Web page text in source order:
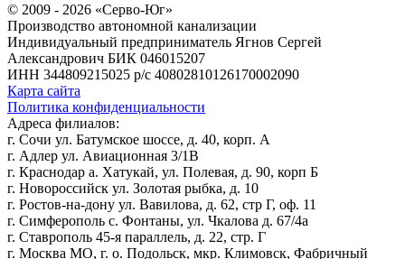
© 2009 - 2026 «Серво-Юг»
Производство автономной канализации
Индивидуальный предприниматель Ягнов Сергей
Александрович БИК 046015207
ИНН 344809215025 р/с 40802810126170002090
Карта сайта
Политика конфиденциальности
Адреса филиалов:
г. Сочи ул. Батумское шоссе, д. 40, корп. А
г. Адлер ул. Авиационная 3/1В
г. Краснодар а. Хатукай, ул. Полевая, д. 90, корп Б
г. Новороссийск ул. Золотая рыбка, д. 10
г. Ростов-на-дону ул. Вавилова, д. 62, стр Г, оф. 11
г. Симферополь с. Фонтаны, ул. Чкалова д. 67/4а
г. Ставрополь 45-я параллель, д. 22, стр. Г
г. Москва МО, г. о. Подольск, мкр. Климовск, Фабричный